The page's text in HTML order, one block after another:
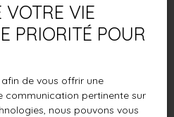
VOTRE VIE
PRIORITÉ POUR
de vous offrir une
communication pertinente sur
nous pouvons vous